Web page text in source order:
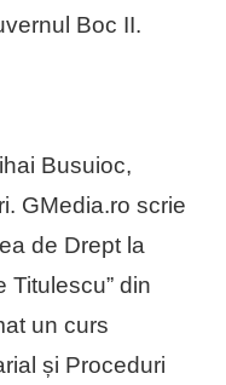
Boc II.
Busuioc,
GMedia.ro scrie
de Drept la
Titulescu” din
un curs
și Proceduri